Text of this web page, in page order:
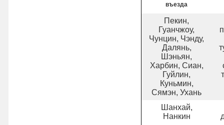
въезда
Пекин,
Гуанчжоу,
Чунцин, Чэнду,
Далянь,
Шэньян,
Харбин, Сиан,
Гуйлин,
Куньмин,
Сямэн, Ухань
Шанхай,
Нанкин